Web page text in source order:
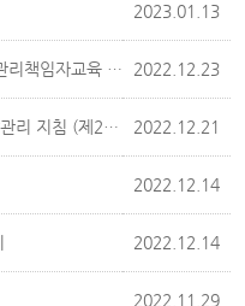
2023.01.13
[방사선] 2023년도 진단용 방사선 안전관리책임자교육 실시 안내 2022.12.23
[의료기관] 코로나19 의료기관 감염예방관리 지침 (제2-1판) 개정 2022.12.21
2022.12.14
2022.12.14
2022.11.29